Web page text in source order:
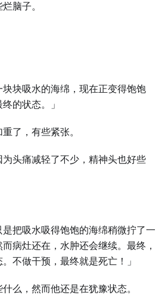
脑子。
块吸水的海绵，现在正变得饱饱
的状态。」
了，有些紧张。
头痛减轻了不少，精神头也好些
把吸水吸得饱饱的海绵稍微拧了一
病灶还在，水肿还会继续。最终，
不做干预，最终就是死亡！」
么，然而他还是在犹豫状态。